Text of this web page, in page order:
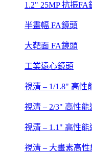
1.2" 25MP 抗振FA
半畫幅 FA鏡頭
大靶面 FA鏡頭
工業遠心鏡頭
視清 – 1/1.8" 高性
視清 – 2/3" 高性能
視清 – 1.1" 高性能
視清 – 大畫素高